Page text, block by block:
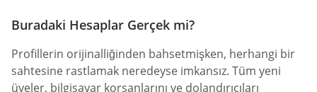
Buradaki Hesaplar Gerçek mi?
Profillerin orijinalliğinden bahsetmişken, herhangi bir
sahtesine rastlamak neredeyse imkansız. Tüm yeni
üyeler, bilgisayar korsanlarını ve dolandırıcıları